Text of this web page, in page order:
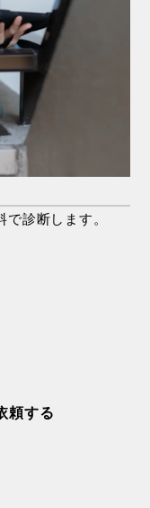
診断します。
頼する